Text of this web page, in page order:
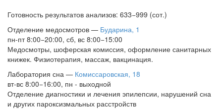
Готовность результатов анализов: 633−999 (сот.)
Отделение медосмотров — Бударина, 1
пн-пт 8:00−20:00, сб, вс 8:00−15:00
Медосмотры, шоферская комиссия, оформление санитарных
книжек. Физиотерапия, массаж, вакцинация.
Лаборатория сна — Комиссаровская, 18
вт-вс 8:00−16:00, пн - выходной
Отделение диагностики и лечения эпилепсии, нарушений сна
и других пароксизмальных расстройств